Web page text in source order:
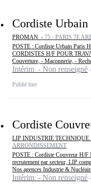
Cordiste Urbain
PROMAN - 75 - PARIS 7E
POSTE : Cordiste Urbain Paris
CORDISTES H/F POUR
Couverture, - Maçonnerie, -
Intérim - Non renseigné
Publié hier
Cordiste
LIP INDUSTRIE
ARRONDISSEMENT
POSTE : Cordiste Couvreur H/
recrutement par secteur, LIP
Nos agences Industrie &
Intérim - Non renseigné